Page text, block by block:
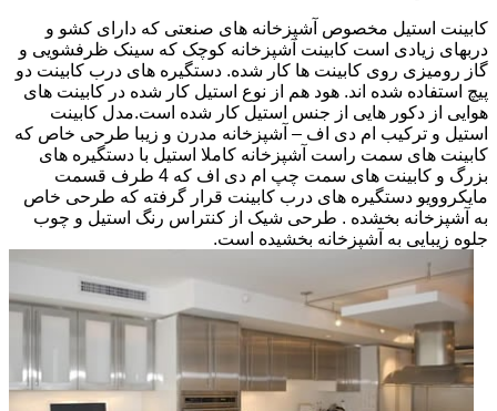
کابینت استیل مخصوص آشپزخانه های صنعتی که دارای کشو و
دربهای زیادی است کابینت آشپزخانه کوچک که سینک ظرفشویی و
گاز رومیزی روی کابینت ها کار شده. دستگیره های درب کابینت دو
پیچ استفاده شده اند. هود هم از نوع استیل کار شده در کابینت های
هوایی از دکور هایی از جنس استیل کار شده است.مدل کابینت
استیل و ترکیب ام دی اف – آشپزخانه مدرن و زیبا طرحی خاص که
کابینت های سمت راست آشپزخانه کاملا استیل با دستگیره های
بزرگ و کابینت های سمت چپ ام دی اف که 4 طرف قسمت
مایکروویو دستگیره های درب کابینت قرار گرفته که طرحی خاص
به آشپزخانه بخشده . طرحی شیک از کنتراس رنگ استیل و چوب
جلوه زیبایی به آشپزخانه بخشیده است.